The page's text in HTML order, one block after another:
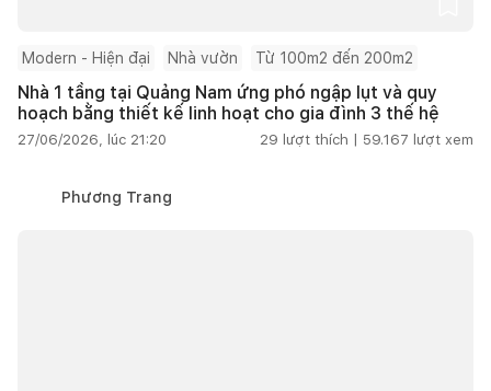
Modern - Hiện đại Nhà vườn Từ 100m2 đến 200m2
Nhà 1 tầng tại Quảng Nam ứng phó ngập lụt và quy
hoạch bằng thiết kế linh hoạt cho gia đình 3 thế hệ
27/06/2026, lúc 21:20 29 lượt thích | 59.167 lượt xem
Phương Trang